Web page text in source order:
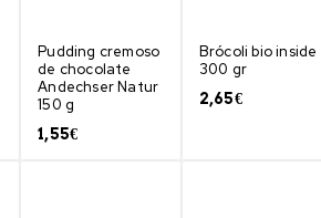
Pudding cremoso
de chocolate
Andechser Natur
150 g
1,55€
Brócoli bio inside
300 gr
2,65€